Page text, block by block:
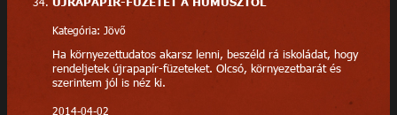
Kategória: Jövő
Ha környezettudatos akarsz lenni, beszéld rá iskoládat, hogy
rendeljetek újrapapír-füzeteket. Olcsó, környezetbarát és
szerintem jól is néz ki.
2014-04-02